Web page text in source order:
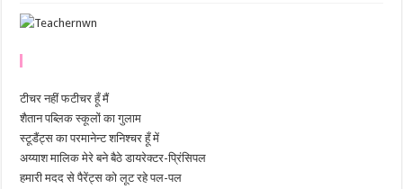
टीचर नहीं फटीचर हूँ मैं
शैतान पब्लिक स्कूलों का गुलाम
स्टूडैंट्स का परमानेन्ट शनिश्चर हूँ में
अय्याश मालिक मेरे बने बैठे डायरेक्टर-प्रिंसिपल
हमारी मदद से पैरेंट्स को लूट रहे पल-पल